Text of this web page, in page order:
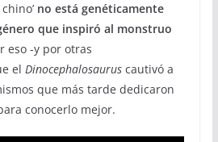
no está genéticamente
que inspiró al monstruo
eso -y por otras
el Dinocephalosaurus cautivó a
que más tarde dedicaron
conocerlo mejor.